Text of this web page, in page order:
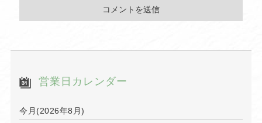
営業日カレンダー
今月(2026年8月)